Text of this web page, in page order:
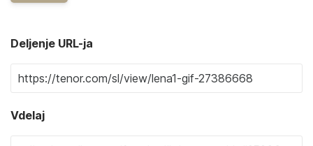
Deljenje URL-ja
Vdelaj